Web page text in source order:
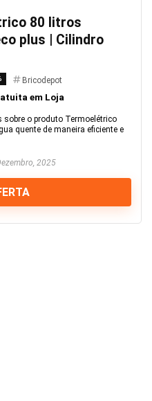
80 litros
plus | Cilindro
Bricodepot
em Loja
o produto Termoelétrico
quente de maneira eficiente e
2025